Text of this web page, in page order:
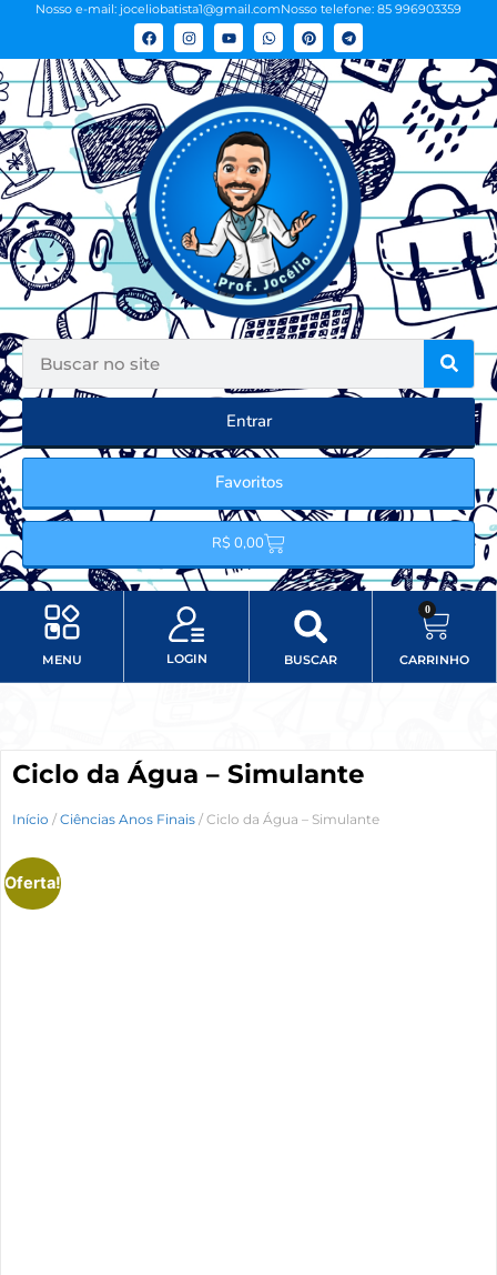
Nosso e-mail: joceliobatista1@gmail.comNosso telefone: 85 996903359
Entrar
Favoritos
R$ 0,00
MENU LOGIN BUSCAR
0
CARRINHO
Ciclo da Água – Simulante
Início / Ciências Anos Finais / Ciclo da Água – Simulante
Oferta!